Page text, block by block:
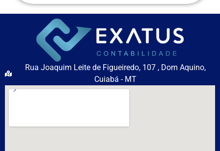
Rua Joaquim Leite de Figueiredo, 107 , Dom Aquino,
Cuiabá - MT